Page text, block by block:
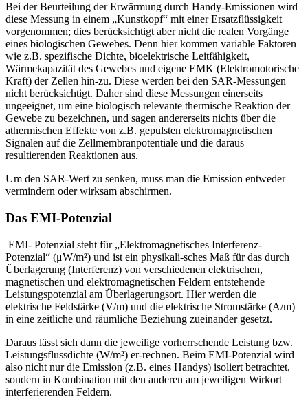
Bei der Beurteilung der Erwärmung durch Handy-Emissionen wird
diese Messung in einem „Kunstkopf“ mit einer Ersatzflüssigkeit
vorgenommen; dies berücksichtigt aber nicht die realen Vorgänge
eines biologischen Gewebes. Denn hier kommen variable Faktoren
wie z.B. spezifische Dichte, bioelektrische Leitfähigkeit,
Wärmekapazität des Gewebes und eigene EMK (Elektromotorische
Kraft) der Zellen hin-zu. Diese werden bei den SAR-Messungen
nicht berücksichtigt. Daher sind diese Messungen einerseits
ungeeignet, um eine biologisch relevante thermische Reaktion der
Gewebe zu bezeichnen, und sagen andererseits nichts über die
athermischen Effekte von z.B. gepulsten elektromagnetischen
Signalen auf die Zellmembranpotentiale und die daraus
resultierenden Reaktionen aus.
Um den SAR-Wert zu senken, muss man die Emission entweder
vermindern oder wirksam abschirmen.
Das EMI-Potenzial
EMI- Potenzial steht für „Elektromagnetisches Interferenz-
Potenzial“ (μW/m²) und ist ein physikali-sches Maß für das durch
Überlagerung (Interferenz) von verschiedenen elektrischen,
magnetischen und elektromagnetischen Feldern entstehende
Leistungspotenzial am Überlagerungsort. Hier werden die
elektrische Feldstärke (V/m) und die elektrische Stromstärke (A/m)
in eine zeitliche und räumliche Beziehung zueinander gesetzt.
Daraus lässt sich dann die jeweilige vorherrschende Leistung bzw.
Leistungsflussdichte (W/m²) er-rechnen. Beim EMI-Potenzial wird
also nicht nur die Emission (z.B. eines Handys) isoliert betrachtet,
sondern in Kombination mit den anderen am jeweiligen Wirkort
interferierenden Feldern.